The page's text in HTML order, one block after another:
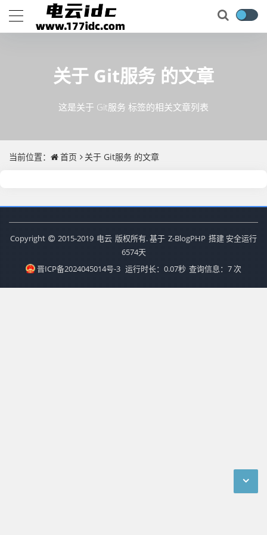
关于 Git服务 的文章
这是关于 Git服务 标签的相关文章列表
当前位置： 首页 关于 Git服务 的文章
Copyright 2015-2019 电云 版权所有. 基于 Z-BlogPHP 搭建 安全运行
6574天
晋ICP备2024045014号-3 运行时长：0.07秒 查询信息：7 次